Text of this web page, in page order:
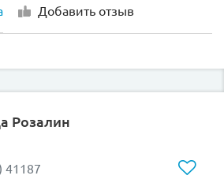
Добавить отзыв
Розалин
41187